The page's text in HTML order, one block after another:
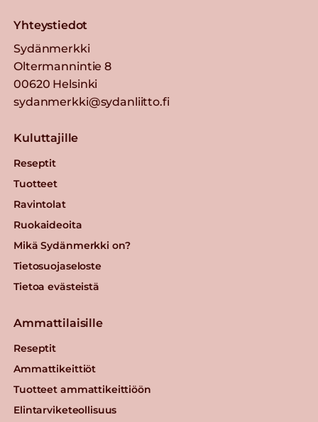
Yhteystiedot
Sydänmerkki
Oltermannintie 8
00620 Helsinki
sydanmerkki@sydanliitto.fi
Kuluttajille
Reseptit
Tuotteet
Ravintolat
Ruokaideoita
Mikä Sydänmerkki on?
Tietosuojaseloste
Tietoa evästeistä
Ammattilaisille
Reseptit
Ammattikeittiöt
Tuotteet ammattikeittiöön
Elintarviketeollisuus